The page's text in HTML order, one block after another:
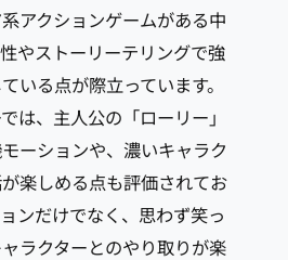
アクションゲームがある中
やストーリーテリングで強
いる点が際立っています。
は、主人公の「ローリー」
ーションや、濃いキャラク
楽しめる点も評価されてお
ンだけでなく、思わず笑っ
ラクターとのやり取りが楽